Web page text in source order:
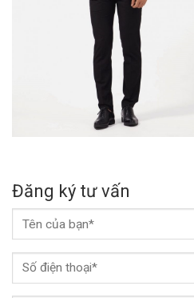
Đăng ký tư vấn